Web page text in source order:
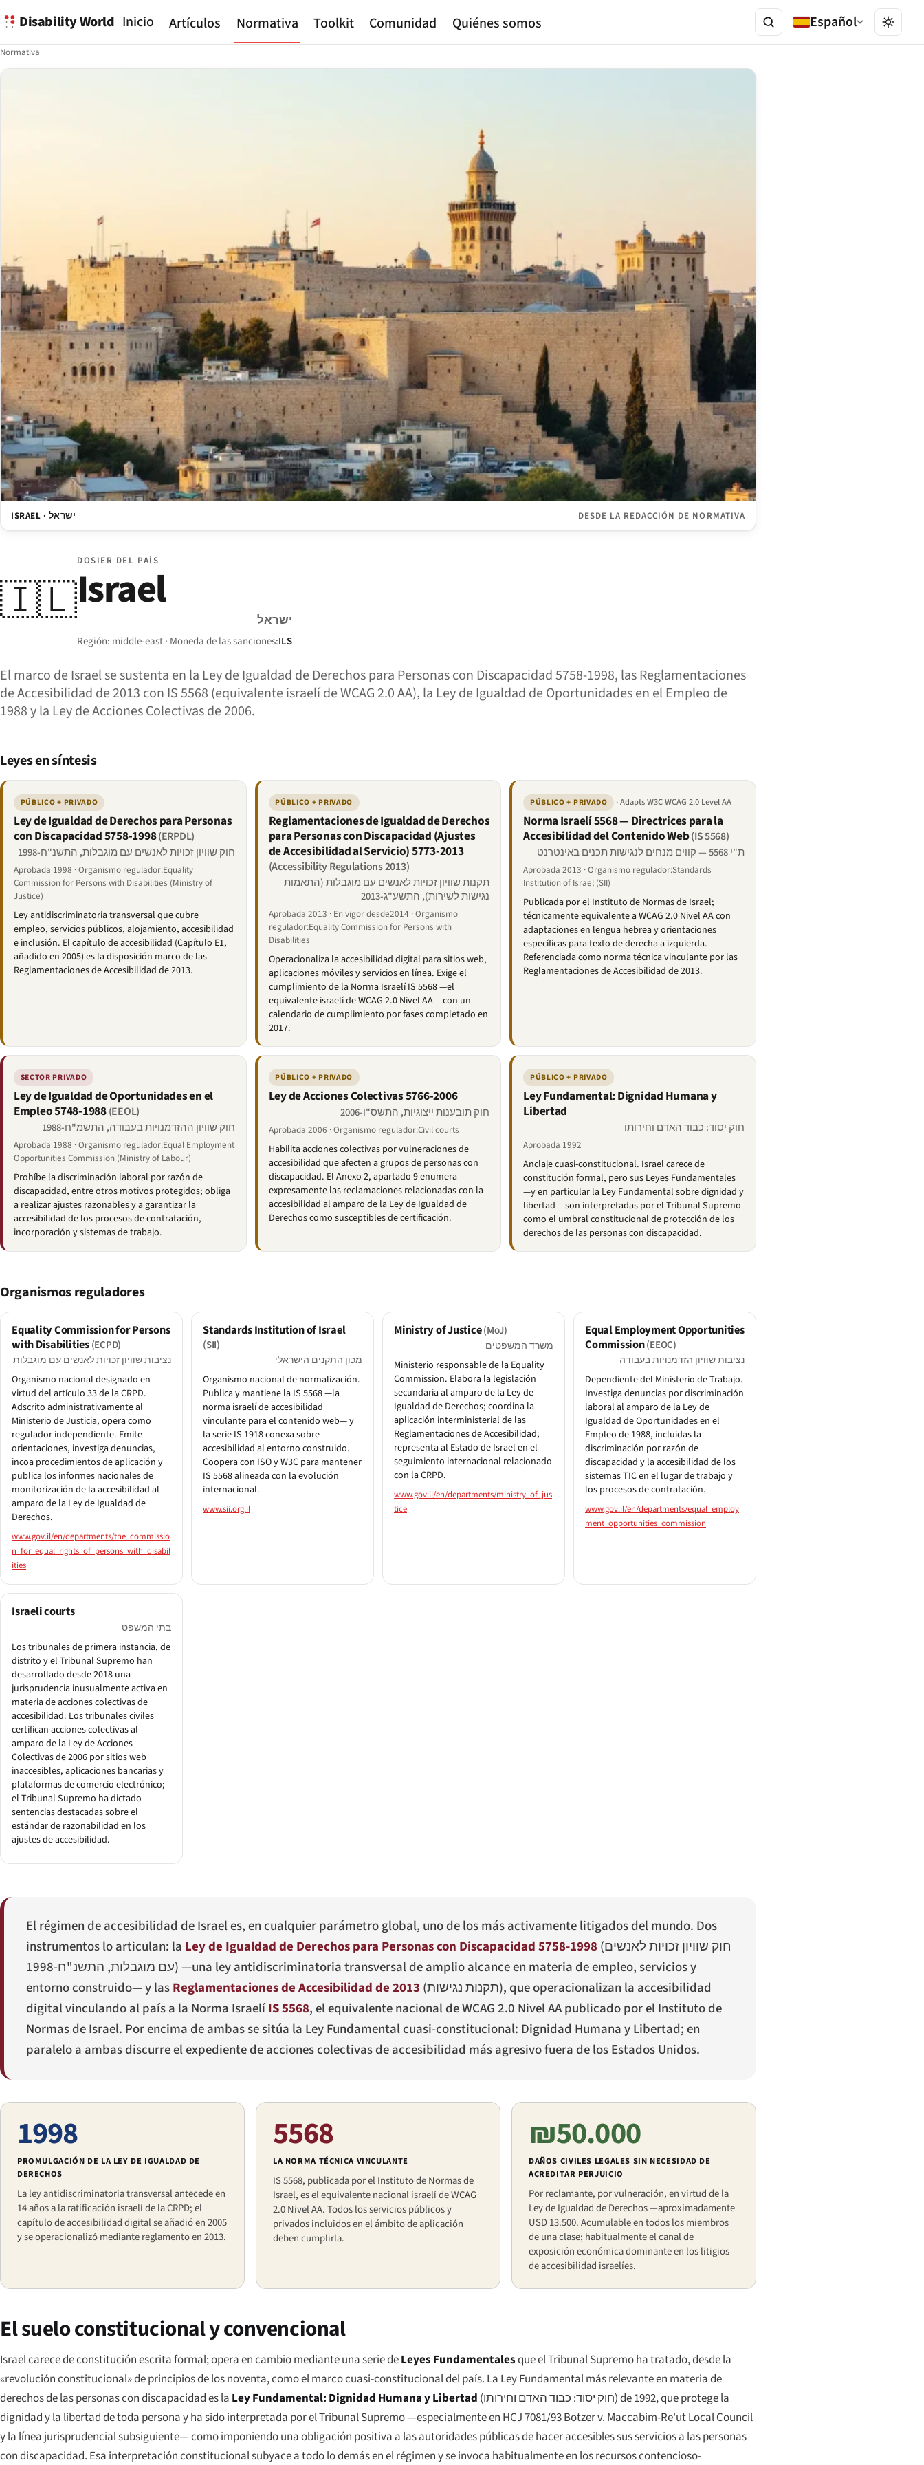
Disability World Inicio Artículos Normativa Toolkit Comunidad Quiénes somos Español
Normativa
ISRAEL · ישראל DESDE LA REDACCIÓN DE NORMATIVA
🇮🇱
DOSIER DEL PAÍS
Israel
ישראל
Región: middle-east · Moneda de las sanciones:ILS
El marco de Israel se sustenta en la Ley de Igualdad de Derechos para Personas con Discapacidad 5758-1998, las Reglamentaciones
de Accesibilidad de 2013 con IS 5568 (equivalente israelí de WCAG 2.0 AA), la Ley de Igualdad de Oportunidades en el Empleo de
1988 y la Ley de Acciones Colectivas de 2006.
Leyes en síntesis
PÚBLICO + PRIVADO
Ley de Igualdad de Derechos para Personas
con Discapacidad 5758-1998(ERPDL)
חוק שוויון זכויות לאנשים עם מוגבלות, התשנ"ח-1998
Aprobada 1998 · Organismo regulador:Equality
Commission for Persons with Disabilities (Ministry of
Justice)
Ley antidiscriminatoria transversal que cubre
empleo, servicios públicos, alojamiento, accesibilidad
e inclusión. El capítulo de accesibilidad (Capítulo E1,
añadido en 2005) es la disposición marco de las
Reglamentaciones de Accesibilidad de 2013.
PÚBLICO + PRIVADO
Reglamentaciones de Igualdad de Derechos
para Personas con Discapacidad (Ajustes
de Accesibilidad al Servicio) 5773-2013
(Accessibility Regulations 2013)
תקנות שוויון זכויות לאנשים עם מוגבלות (התאמות
נגישות לשירות), התשע"ג-2013
Aprobada 2013 · En vigor desde2014 · Organismo
regulador:Equality Commission for Persons with
Disabilities
Operacionaliza la accesibilidad digital para sitios web,
aplicaciones móviles y servicios en línea. Exige el
cumplimiento de la Norma Israelí IS 5568 —el
equivalente israelí de WCAG 2.0 Nivel AA— con un
calendario de cumplimiento por fases completado en
2017.
PÚBLICO + PRIVADO · Adapts W3C WCAG 2.0 Level AA
Norma Israelí 5568 — Directrices para la
Accesibilidad del Contenido Web(IS 5568)
ת"י 5568 — קווים מנחים לנגישות תכנים באינטרנט
Aprobada 2013 · Organismo regulador:Standards
Institution of Israel (SII)
Publicada por el Instituto de Normas de Israel;
técnicamente equivalente a WCAG 2.0 Nivel AA con
adaptaciones en lengua hebrea y orientaciones
específicas para texto de derecha a izquierda.
Referenciada como norma técnica vinculante por las
Reglamentaciones de Accesibilidad de 2013.
SECTOR PRIVADO
Ley de Igualdad de Oportunidades en el
Empleo 5748-1988(EEOL)
חוק שוויון ההזדמנויות בעבודה, התשמ"ח-1988
Aprobada 1988 · Organismo regulador:Equal Employment
Opportunities Commission (Ministry of Labour)
Prohíbe la discriminación laboral por razón de
discapacidad, entre otros motivos protegidos; obliga
a realizar ajustes razonables y a garantizar la
accesibilidad de los procesos de contratación,
incorporación y sistemas de trabajo.
PÚBLICO + PRIVADO
Ley de Acciones Colectivas 5766-2006
חוק תובענות ייצוגיות, התשס"ו-2006
Aprobada 2006 · Organismo regulador:Civil courts
Habilita acciones colectivas por vulneraciones de
accesibilidad que afecten a grupos de personas con
discapacidad. El Anexo 2, apartado 9 enumera
expresamente las reclamaciones relacionadas con la
accesibilidad al amparo de la Ley de Igualdad de
Derechos como susceptibles de certificación.
PÚBLICO + PRIVADO
Ley Fundamental: Dignidad Humana y
Libertad
חוק יסוד: כבוד האדם וחירותו
Aprobada 1992
Anclaje cuasi-constitucional. Israel carece de
constitución formal, pero sus Leyes Fundamentales
—y en particular la Ley Fundamental sobre dignidad y
libertad— son interpretadas por el Tribunal Supremo
como el umbral constitucional de protección de los
derechos de las personas con discapacidad.
Organismos reguladores
Equality Commission for Persons
with Disabilities(ECPD)
נציבות שוויון זכויות לאנשים עם מוגבלות
Organismo nacional designado en
virtud del artículo 33 de la CRPD.
Adscrito administrativamente al
Ministerio de Justicia, opera como
regulador independiente. Emite
orientaciones, investiga denuncias,
incoa procedimientos de aplicación y
publica los informes nacionales de
monitorización de la accesibilidad al
amparo de la Ley de Igualdad de
Derechos.
www.gov.il/en/departments/the_commissio
n_for_equal_rights_of_persons_with_disabil
ities
Standards Institution of Israel
(SII)
מכון התקנים הישראלי
Organismo nacional de normalización.
Publica y mantiene la IS 5568 —la
norma israelí de accesibilidad
vinculante para el contenido web— y
la serie IS 1918 conexa sobre
accesibilidad al entorno construido.
Coopera con ISO y W3C para mantener
IS 5568 alineada con la evolución
internacional.
www.sii.org.il
Ministry of Justice(MoJ)
משרד המשפטים
Ministerio responsable de la Equality
Commission. Elabora la legislación
secundaria al amparo de la Ley de
Igualdad de Derechos; coordina la
aplicación interministerial de las
Reglamentaciones de Accesibilidad;
representa al Estado de Israel en el
seguimiento internacional relacionado
con la CRPD.
www.gov.il/en/departments/ministry_of_jus
tice
Equal Employment Opportunities
Commission(EEOC)
נציבות שוויון הזדמנויות בעבודה
Dependiente del Ministerio de Trabajo.
Investiga denuncias por discriminación
laboral al amparo de la Ley de
Igualdad de Oportunidades en el
Empleo de 1988, incluidas la
discriminación por razón de
discapacidad y la accesibilidad de los
sistemas TIC en el lugar de trabajo y
los procesos de contratación.
www.gov.il/en/departments/equal_employ
ment_opportunities_commission
Israeli courts
בתי המשפט
Los tribunales de primera instancia, de
distrito y el Tribunal Supremo han
desarrollado desde 2018 una
jurisprudencia inusualmente activa en
materia de acciones colectivas de
accesibilidad. Los tribunales civiles
certifican acciones colectivas al
amparo de la Ley de Acciones
Colectivas de 2006 por sitios web
inaccesibles, aplicaciones bancarias y
plataformas de comercio electrónico;
el Tribunal Supremo ha dictado
sentencias destacadas sobre el
estándar de razonabilidad en los
ajustes de accesibilidad.
El régimen de accesibilidad de Israel es, en cualquier parámetro global, uno de los más activamente litigados del mundo. Dos
instrumentos lo articulan: la Ley de Igualdad de Derechos para Personas con Discapacidad 5758-1998(חוק שוויון זכויות לאנשים
עם מוגבלות, התשנ"ח-1998) —una ley antidiscriminatoria transversal de amplio alcance en materia de empleo, servicios y
entorno construido— y lasReglamentaciones de Accesibilidad de 2013 (תקנות נגישות), que operacionalizan la accesibilidad
digital vinculando al país a la Norma IsraelíIS 5568, el equivalente nacional de WCAG 2.0 Nivel AA publicado por el Instituto de
Normas de Israel. Por encima de ambas se sitúa la Ley Fundamental cuasi-constitucional: Dignidad Humana y Libertad; en
paralelo a ambas discurre el expediente de acciones colectivas de accesibilidad más agresivo fuera de los Estados Unidos.
1998
PROMULGACIÓN DE LA LEY DE IGUALDAD DE
DERECHOS
La ley antidiscriminatoria transversal antecede en
14 años a la ratificación israelí de la CRPD; el
capítulo de accesibilidad digital se añadió en 2005
y se operacionalizó mediante reglamento en 2013.
5568
LA NORMA TÉCNICA VINCULANTE
IS 5568, publicada por el Instituto de Normas de
Israel, es el equivalente nacional israelí de WCAG
2.0 Nivel AA. Todos los servicios públicos y
privados incluidos en el ámbito de aplicación
deben cumplirla.
₪50.000
DAÑOS CIVILES LEGALES SIN NECESIDAD DE
ACREDITAR PERJUICIO
Por reclamante, por vulneración, en virtud de la
Ley de Igualdad de Derechos —aproximadamente
USD 13.500. Acumulable en todos los miembros
de una clase; habitualmente el canal de
exposición económica dominante en los litigios
de accesibilidad israelíes.
El suelo constitucional y convencional
Israel carece de constitución escrita formal; opera en cambio mediante una serie deLeyes Fundamentalesque el Tribunal Supremo ha tratado, desde la
«revolución constitucional» de principios de los noventa, como el marco cuasi-constitucional del país. La Ley Fundamental más relevante en materia de
derechos de las personas con discapacidad es la Ley Fundamental: Dignidad Humana y Libertad (חוק יסוד: כבוד האדם וחירותו) de 1992, que protege la
dignidad y la libertad de toda persona y ha sido interpretada por el Tribunal Supremo —especialmente en HCJ 7081/93 Botzer v. Maccabim-Re'ut Local Council
y la línea jurisprudencial subsiguiente— como imponiendo una obligación positiva a las autoridades públicas de hacer accesibles sus servicios a las personas
con discapacidad. Esa interpretación constitucional subyace a todo lo demás en el régimen y se invoca habitualmente en los recursos contencioso-